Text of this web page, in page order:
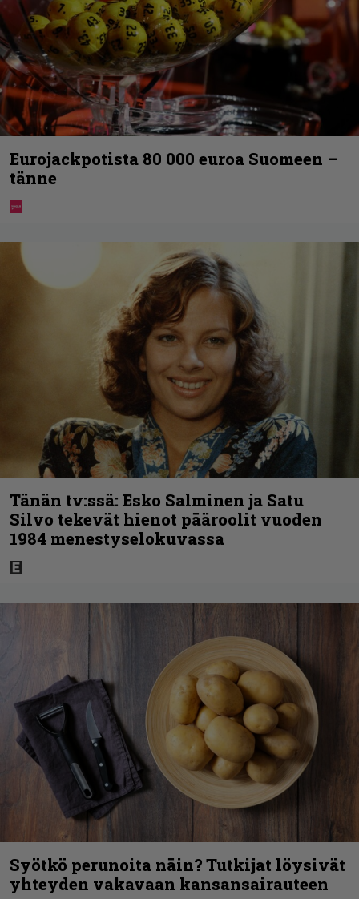
Eurojackpotista 80 000 euroa Suomeen –
tänne
Tänän tv:ssä: Esko Salminen ja Satu
Silvo tekevät hienot pääroolit vuoden
1984 menestyselokuvassa
Syötkö perunoita näin? Tutkijat löysivät
yhteyden vakavaan kansansairauteen